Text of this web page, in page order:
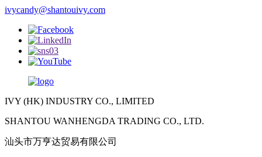
ivycandy@shantouivy.com
IVY (HK) INDUSTRY CO., LIMITED
SHANTOU WANHENGDA TRADING CO., LTD.
汕头市万亨达贸易有限公司